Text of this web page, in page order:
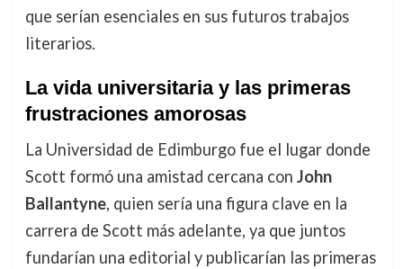
que serían esenciales en sus futuros trabajos
literarios.
La vida universitaria y las primeras
frustraciones amorosas
La Universidad de Edimburgo fue el lugar donde
Scott formó una amistad cercana con John
Ballantyne, quien sería una figura clave en la
carrera de Scott más adelante, ya que juntos
fundarían una editorial y publicarían las primeras